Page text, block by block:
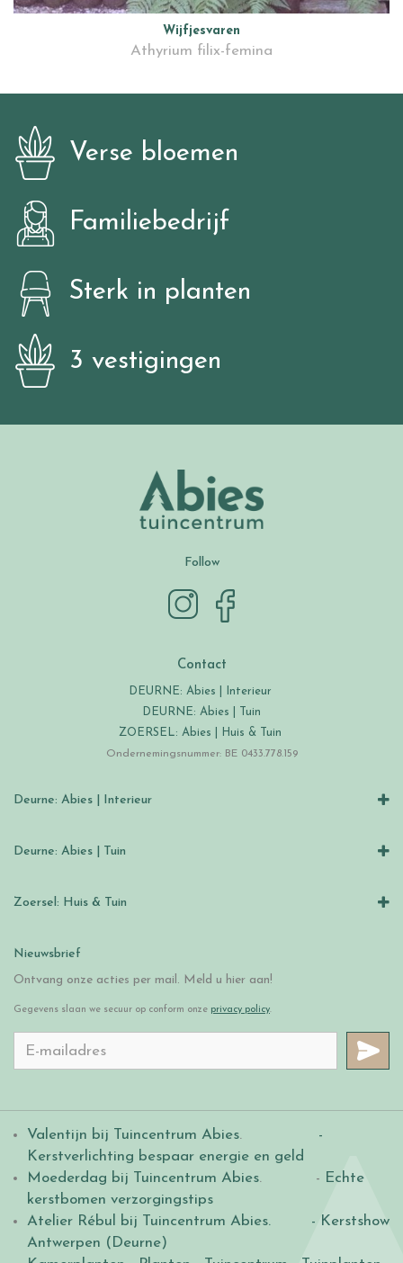
Wijfjesvaren
Athyrium filix-femina
Verse bloemen
Familiebedrijf
Sterk in planten
3 vestigingen
Follow
Contact
DEURNE: Abies | Interieur
DEURNE: Abies | Tuin
ZOERSEL: Abies | Huis & Tuin
Ondernemingsnummer: BE 0433.778.159
Deurne: Abies | Interieur
Deurne: Abies | Tuin
Zoersel: Huis & Tuin
Nieuwsbrief
Ontvang onze acties per mail. Meld u hier aan!
Gegevens slaan we secuur op conform onze privacy policy.
Valentijn bij Tuincentrum Abies.
-
Kerstverlichting bespaar energie en geld
Moederdag bij Tuincentrum Abies. - Echte
kerstbomen verzorgingstips
Atelier Rébul bij Tuincentrum Abies.
- Kerstshow
Antwerpen (Deurne)